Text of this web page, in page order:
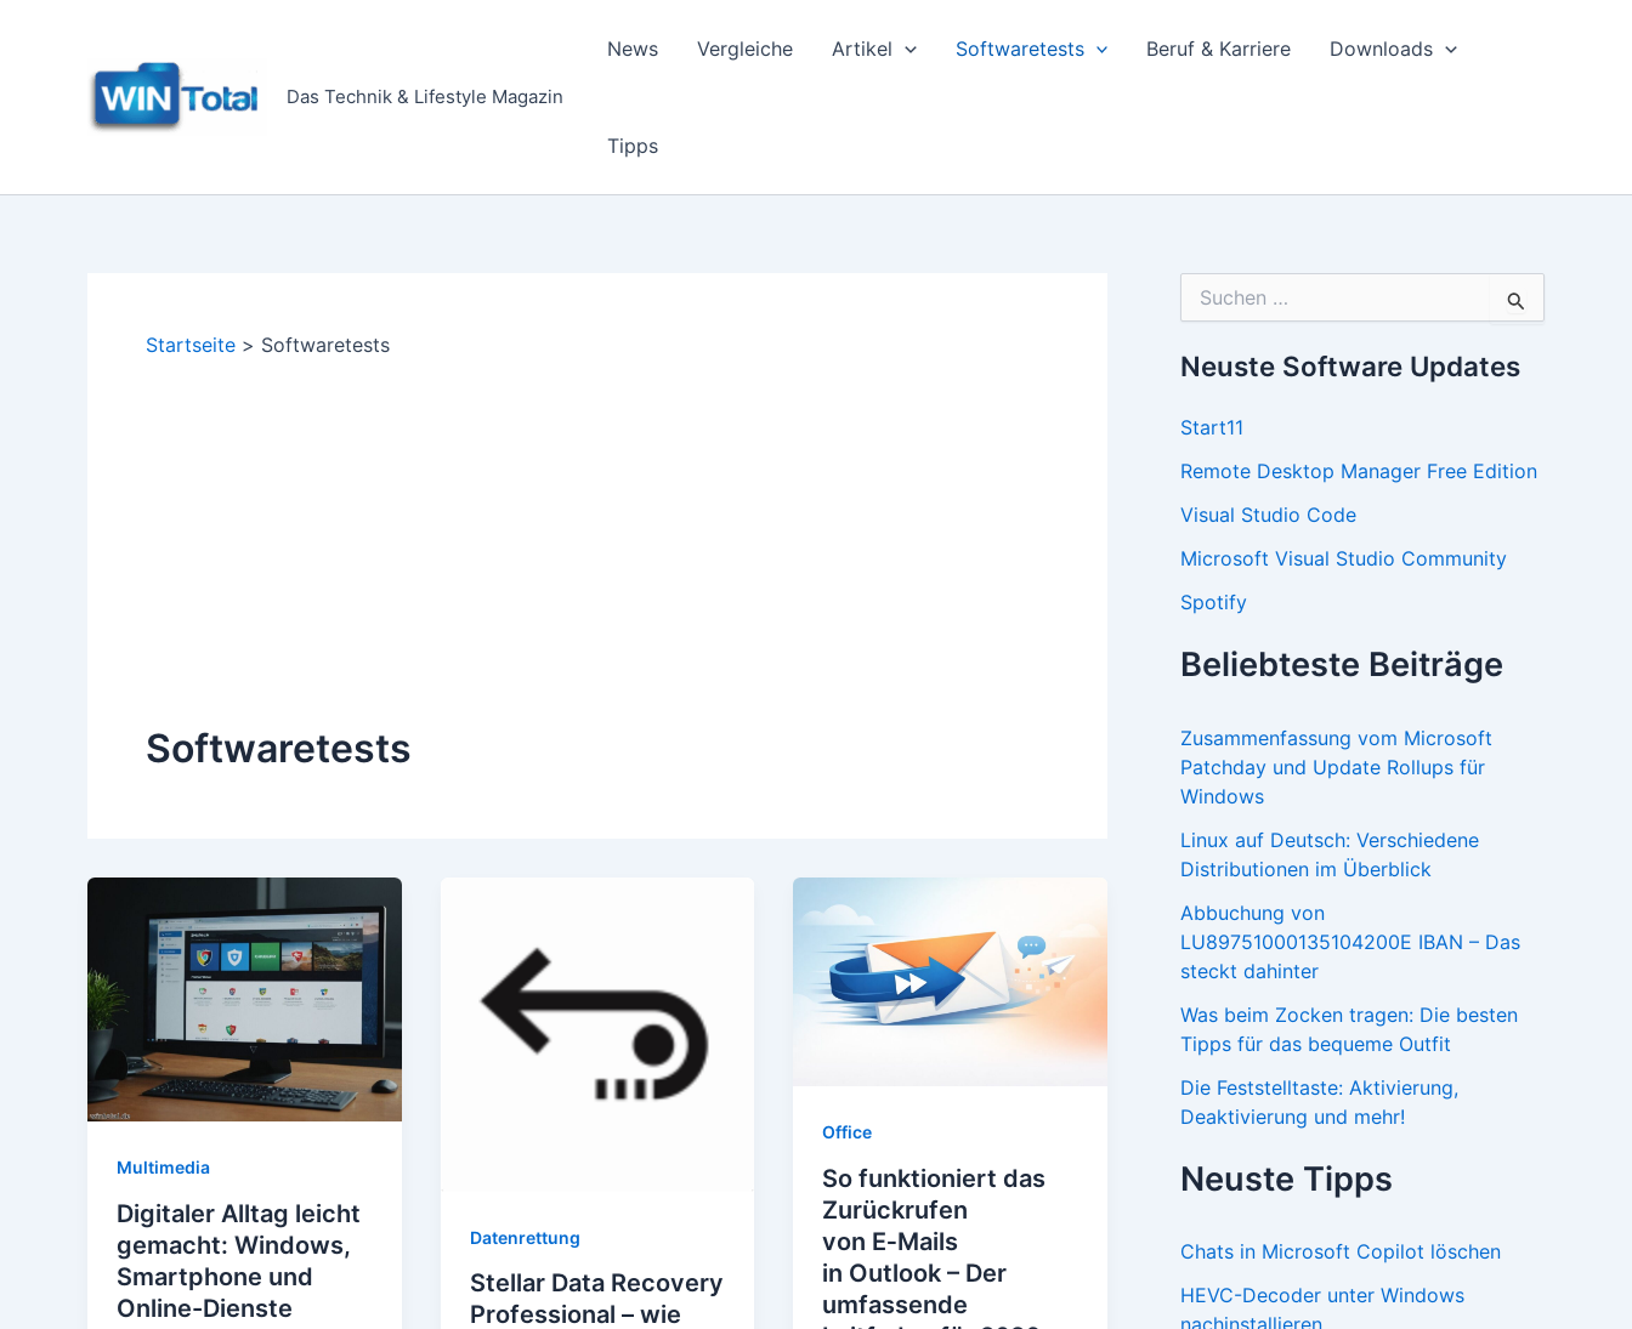
Das Technik & Lifestyle Magazin
News Vergleiche Artikel Softwaretests Beruf & Karriere Downloads
Tipps
Startseite Softwaretests
Softwaretests
Multimedia
Digitaler Alltag leicht
gemacht: Windows,
Smartphone und
Online-Dienste
Datenrettung
Stellar Data Recovery
Professional – wie
Office
So funktioniert das
Zurückrufen
von E‑Mails
in Outlook – Der
umfassende
h
e
n
c
Neuste Software Updates
Start11
Remote Desktop Manager Free Edition
Visual Studio Code
Microsoft Visual Studio Community
Spotify
Beliebteste Beiträge
Zusammenfassung vom Microsoft
Patchday und Update Rollups für
Windows
Linux auf Deutsch: Verschiedene
Distributionen im Überblick
Abbuchung von
LU89751000135104200E IBAN – Das
steckt dahinter
Was beim Zocken tragen: Die besten
Tipps für das bequeme Outfit
Die Feststelltaste: Aktivierung,
Deaktivierung und mehr!
Neuste Tipps
Chats in Microsoft Copilot löschen
HEVC-Decoder unter Windows
nachinstallieren